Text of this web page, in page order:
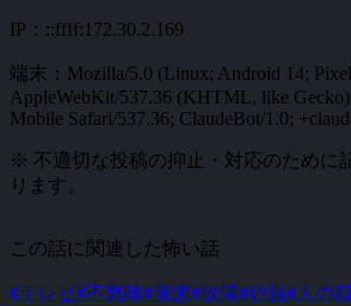
IP：::ffff:172.30.2.169
端末：Mozilla/5.0 (Linux; Android 14;
AppleWebKit/537.36 (KHTML, like Gecko)
Mobile Safari/537.36; ClaudeBot/1.0;
※ 不適切な投稿の抑止・対応のために
ります。
この話に関連した怖い話
#テレビ#不気味#電源#故障#砂嵐#人の